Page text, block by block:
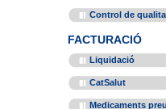
Control de
FACTURACIÓ
Liquidació
CatSalut
Medicaments